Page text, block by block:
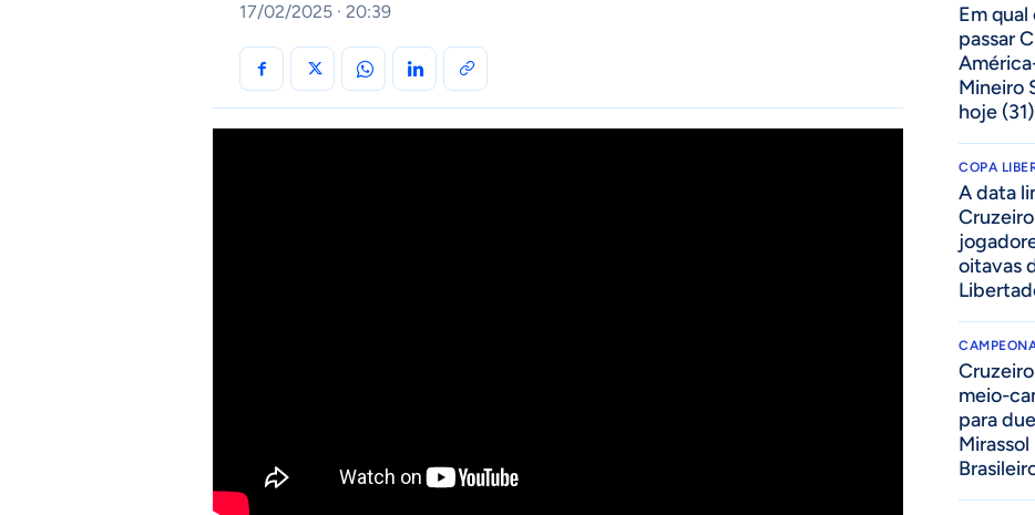
17/02/2025 · 20:39
Em qual
passar
Mineiro
hoje
COPA
A data
oitavas
meio-
para